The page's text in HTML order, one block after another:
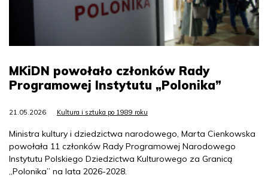
MKiDN powołało członków Rady
Programowej Instytutu „Polonika”
21.05.2026 Kultura i sztuka po 1989 roku
Ministra kultury i dziedzictwa narodowego, Marta Cienkowska
powołała 11 członków Rady Programowej Narodowego
Instytutu Polskiego Dziedzictwa Kulturowego za Granicą
„Polonika” na lata 2026-2028.